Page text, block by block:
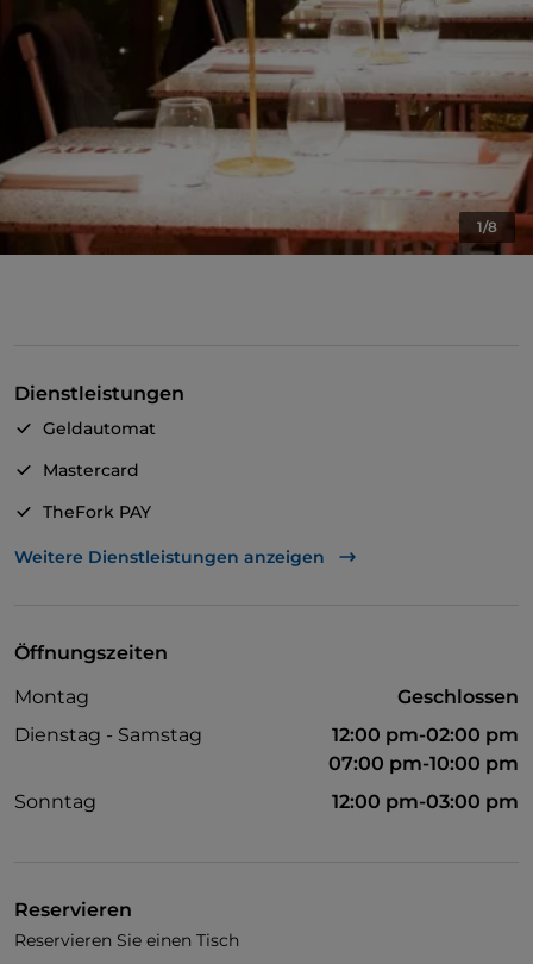
1/8
Dienstleistungen
Geldautomat
Mastercard
TheFork PAY
UnionPay über TheFork PAY
Weitere Dienstleistungen anzeigen
Öffnungszeiten
Montag
Geschlossen
Dienstag - Samstag
12:00 pm-02:00 pm
07:00 pm-10:00 pm
Sonntag
12:00 pm-03:00 pm
Reservieren
Reservieren Sie einen Tisch